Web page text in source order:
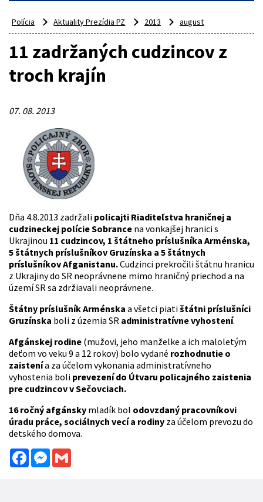
Polícia Aktuality Prezídia PZ 2013 august
11 zadržaných cudzincov z
troch krajín
07. 08. 2013
Dňa 4.8.2013 zadržali policajti Riaditeľstva hraničnej a
cudzineckej polície Sobrance na vonkajšej hranici s
Ukrajinou 11 cudzincov, 1 štátneho príslušníka Arménska,
5 štátnych príslušníkov Gruzínska a 5 štátnych
príslušníkov Afganistanu.Cudzinci prekročili štátnu hranicu
z Ukrajiny do SR neoprávnene mimo hraničný priechod a na
území SR sa zdržiavali neoprávnene.
Štátny príslušník Arménska a všetci piatištátni príslušníci
Gruzínska boli z územia SR administratívne vyhostení.
Afgánskej rodine (mužovi, jeho manželke a ich maloletým
deťom vo veku 9 a 12 rokov) bolo vydané rozhodnutie o
zaistenía za účelom vykonania administratívneho
vyhostenia boli prevezení do Útvaru policajného zaistenia
pre cudzincov v Sečovciach.
16 ročný afgánsky mladík bol odovzdaný pracovníkovi
úradu práce, sociálnych vecí a rodiny za účelom prevozu do
detského domova.
FacebookMessenger